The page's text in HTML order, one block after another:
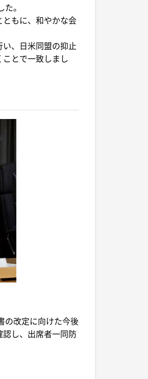
。
もに、和やかな会
、日米同盟の抑止
とで一致しまし
の改定に向けた今後
し、出席者一同防